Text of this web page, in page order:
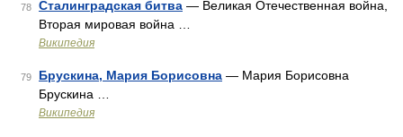
78 Сталинградская битва — Великая Отечественная война,
Вторая мировая война …
Википедия
79 Брускина, Мария Борисовна — Мария Борисовна
Брускина …
Википедия